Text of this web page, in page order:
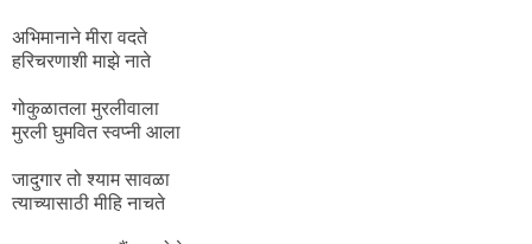
अभिमानाने मीरा वदते
हरिचरणाशी माझे नाते
गोकुळातला मुरलीवाला
मुरली घुमवित स्वप्नी आला
जादुगार तो श्याम सावळा
त्याच्यासाठी मीहि नाचते